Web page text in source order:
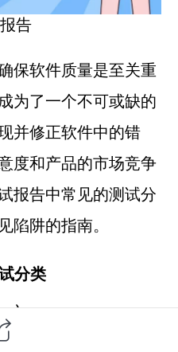
告
保软件质量是至关重
成为了一个不可或缺的
并修正软件中的错
度和产品的市场竞争
报告中常见的测试分
陷阱的指南。
分类
）
测试单元进行检查和